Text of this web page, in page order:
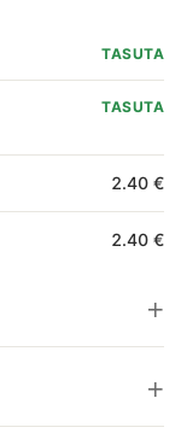
+
+
TASUTA
TASUTA
2.40 €
2.40 €